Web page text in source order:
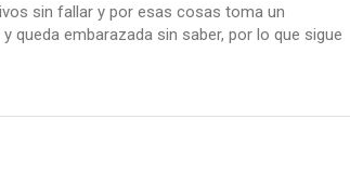
sin fallar y por esas cosas toma un
queda embarazada sin saber, por lo que sigue